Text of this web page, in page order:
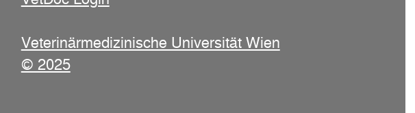
Veterinärmedizinische Universität Wien
© 2025